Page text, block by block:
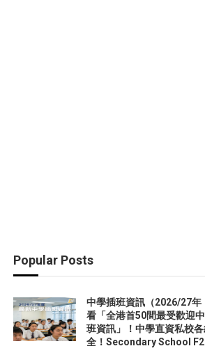
Popular Posts
中學插班資訊（2026/27年
看「全港首50間最受歡迎
班資訊」！中學直資私校
全！Secondary School